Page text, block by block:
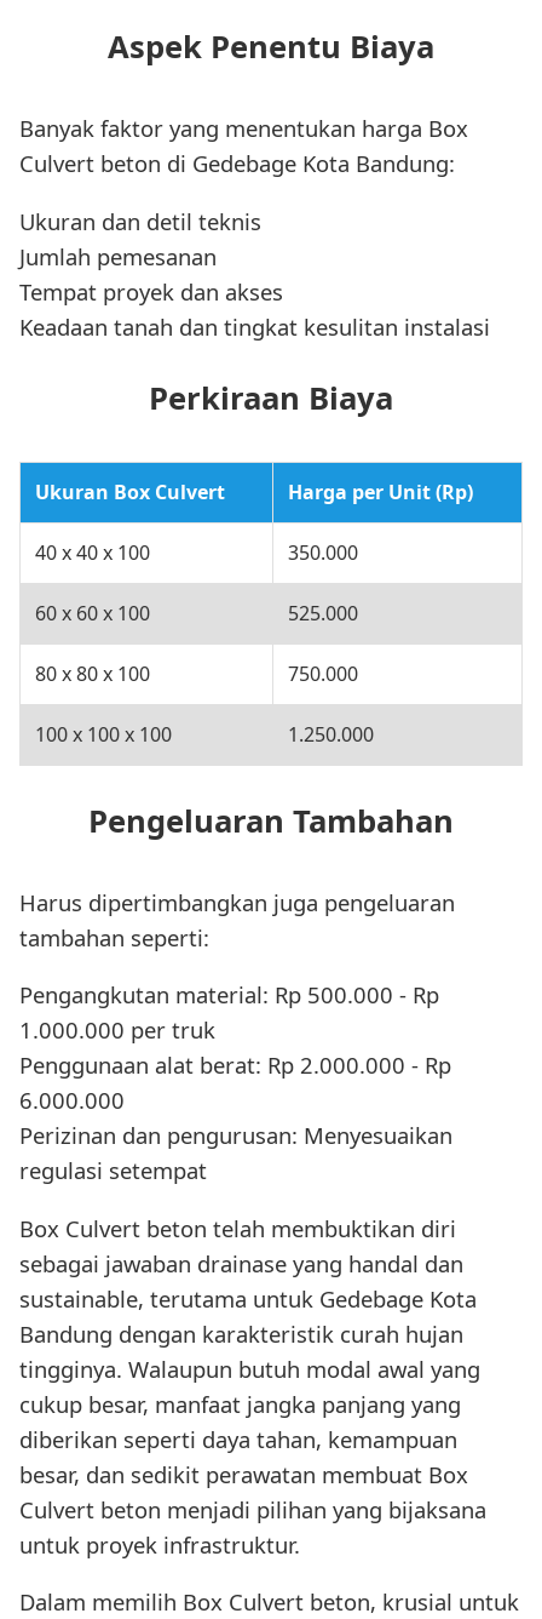
Aspek Penentu Biaya
Banyak faktor yang menentukan harga Box
Culvert beton di Gedebage Kota Bandung:
Ukuran dan detil teknis
Jumlah pemesanan
Tempat proyek dan akses
Keadaan tanah dan tingkat kesulitan instalasi
Perkiraan Biaya
Ukuran Box Culvert Harga per Unit (Rp)
40 x 40 x 100 350.000
60 x 60 x 100 525.000
80 x 80 x 100 750.000
100 x 100 x 100 1.250.000
Pengeluaran Tambahan
Harus dipertimbangkan juga pengeluaran
tambahan seperti:
Pengangkutan material: Rp 500.000 - Rp
1.000.000 per truk
Penggunaan alat berat: Rp 2.000.000 - Rp
6.000.000
Perizinan dan pengurusan: Menyesuaikan
regulasi setempat
Box Culvert beton telah membuktikan diri
sebagai jawaban drainase yang handal dan
sustainable, terutama untuk Gedebage Kota
Bandung dengan karakteristik curah hujan
tingginya. Walaupun butuh modal awal yang
cukup besar, manfaat jangka panjang yang
diberikan seperti daya tahan, kemampuan
besar, dan sedikit perawatan membuat Box
Culvert beton menjadi pilihan yang bijaksana
untuk proyek infrastruktur.
Dalam memilih Box Culvert beton, krusial untuk